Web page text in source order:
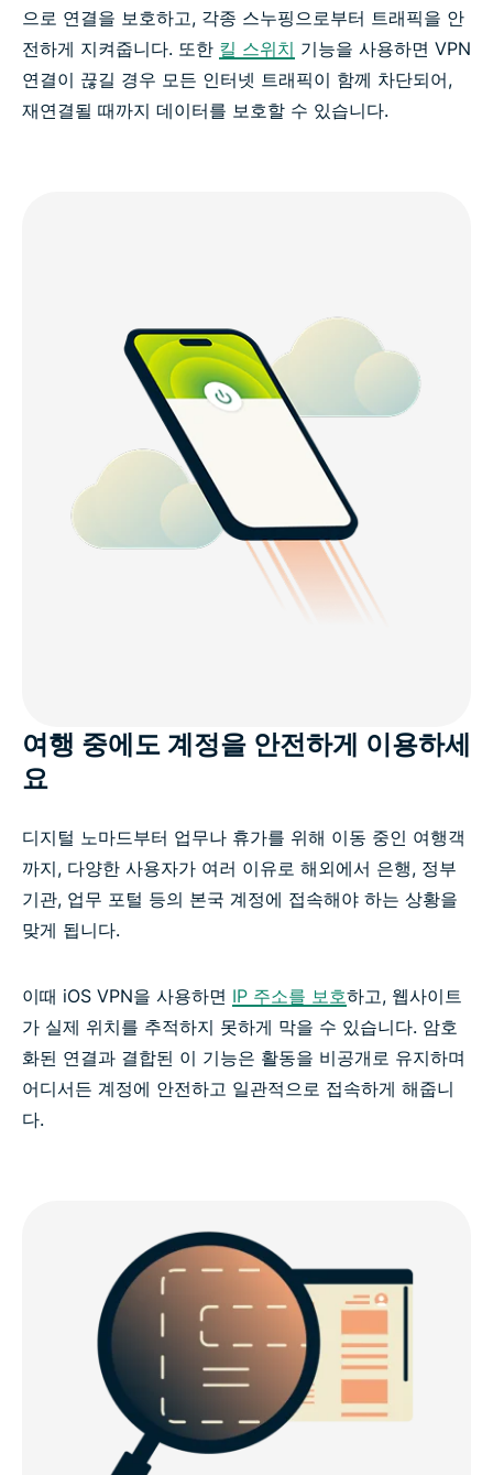
으로 연결을 보호하고, 각종 스누핑으로부터 트래픽을 안
전하게 지켜줍니다. 또한 킬 스위치 기능을 사용하면 VPN
연결이 끊길 경우 모든 인터넷 트래픽이 함께 차단되어,
재연결될 때까지 데이터를 보호할 수 있습니다.
여행 중에도 계정을 안전하게 이용하세
요
디지털 노마드부터 업무나 휴가를 위해 이동 중인 여행객
까지, 다양한 사용자가 여러 이유로 해외에서 은행, 정부
기관, 업무 포털 등의 본국 계정에 접속해야 하는 상황을
맞게 됩니다.
이때 iOS VPN을 사용하면 IP 주소를 보호하고, 웹사이트
가 실제 위치를 추적하지 못하게 막을 수 있습니다. 암호
화된 연결과 결합된 이 기능은 활동을 비공개로 유지하며
어디서든 계정에 안전하고 일관적으로 접속하게 해줍니
다.